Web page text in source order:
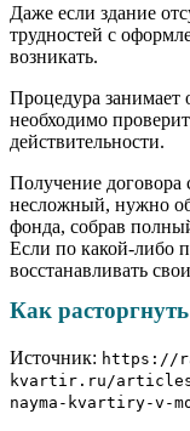
Даже если здание
трудностей с
возникать.
Процедура занимает
необходимо
действительности.
Получение договора
несложный, нужно
фонда, собрав
Если по какой-либо
восстанавливать
Как
Источник: https://
kvartir.ru/articles/
nayma-kvartiry-v-